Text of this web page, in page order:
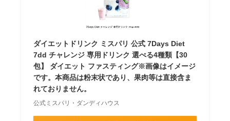
ダイエットドリンク ミスパリ 公式 7Days Diet
7dd チャレンジ 専用ドリンク 選べる4種類【30
包】 ダイエット ファスティング※画像はイメージ
です。本商品は粉末状であり、果肉等は直接含ま
れておりません。
公式ミスパリ・ダンディハウス